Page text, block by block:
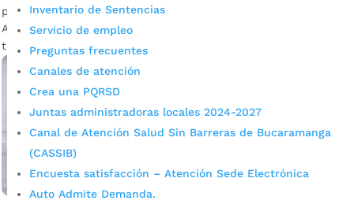
Inventario de Sentencias
Servicio de empleo
Preguntas frecuentes
Canales de atención
Crea una PQRSD
Juntas administradoras locales 2024-2027
Canal de Atención Salud Sin Barreras de Bucaramanga
(CASSIB)
Encuesta satisfacción – Atención Sede Electrónica
Auto Admite Demanda.
pasado sábado en el Coliseo Bicentenario. Fotografía: Prensa
Alcaldía de Bucaramanga La Alcaldía de Bucaramanga, a
través de la Secretaría de...